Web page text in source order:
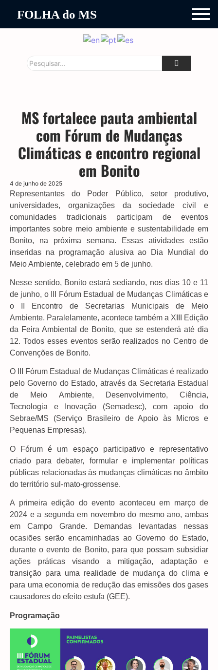
FOLHA do MS
MS fortalece pauta ambiental
com Fórum de Mudanças
Climáticas e encontro regional
em Bonito
4 de junho de 2025
Representantes do Poder Público, setor produtivo,
universidades, organizações da sociedade civil e
comunidades tradicionais participam de eventos
importantes sobre meio ambiente e sustentabilidade em
Bonito, na próxima semana. Essas atividades estão
inseridas na programação alusiva ao Dia Mundial do
Meio Ambiente, celebrado em 5 de junho.
Nesse sentido, Bonito estará sediando, nos dias 10 e 11
de junho, o III Fórum Estadual de Mudanças Climáticas e
o II Encontro de Secretarias Municipais de Meio
Ambiente. Paralelamente, acontece também a XIII Edição
da Feira Ambiental de Bonito, que se estenderá até dia
12. Todos esses eventos serão realizados no Centro de
Convenções de Bonito.
O III Fórum Estadual de Mudanças Climáticas é realizado
pelo Governo do Estado, através da Secretaria Estadual
de Meio Ambiente, Desenvolvimento, Ciência,
Tecnologia e Inovação (Semadesc), com apoio do
Sebrae/MS (Serviço Brasileiro de Apoio às Micros e
Pequenas Empresas).
O Fórum é um espaço participativo e representativo
criado para debater, formular e implementar políticas
públicas relacionadas às mudanças climáticas no âmbito
do território sul-mato-grossense.
A primeira edição do evento aconteceu em março de
2024 e a segunda em novembro do mesmo ano, ambas
em Campo Grande. Demandas levantadas nessas
ocasiões serão encaminhadas ao Governo do Estado,
durante o evento de Bonito, para que possam subsidiar
ações práticas visando a mitigação, adaptação e
transição para uma realidade de mudança do clima e
para uma economia de redução das emissões dos gases
causadores do efeito estufa (GEE).
Programação